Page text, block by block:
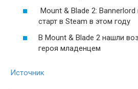
Mount & Blade 2:
старт в Steam в этом году
В Mount & Blade 2 нашли
героя младенцем
Источник